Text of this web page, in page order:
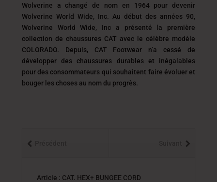
Wolverine a changé de nom en 1964 pour devenir
Wolverine World Wide, Inc. Au début des années 90,
Wolverine World Wide, Inc a présenté la première
collection de chaussures CAT avec le célèbre modèle
COLORADO. Depuis, CAT Footwear n’a cessé de
développer des chaussures durables et inégalables
pour des consommateurs qui souhaitent faire évoluer et
bouger les choses au nom du progrès.
Article : CAT. HEX+ BUNGEE CORD